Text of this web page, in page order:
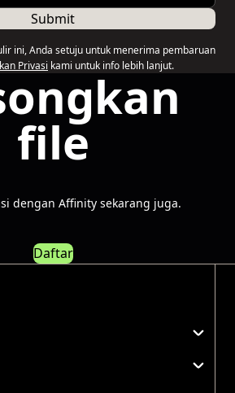
Submit
ini, Anda setuju untuk menerima pembaruan
Privasi kami untuk info lebih lanjut.
file
dengan Affinity sekarang juga.
Daftar